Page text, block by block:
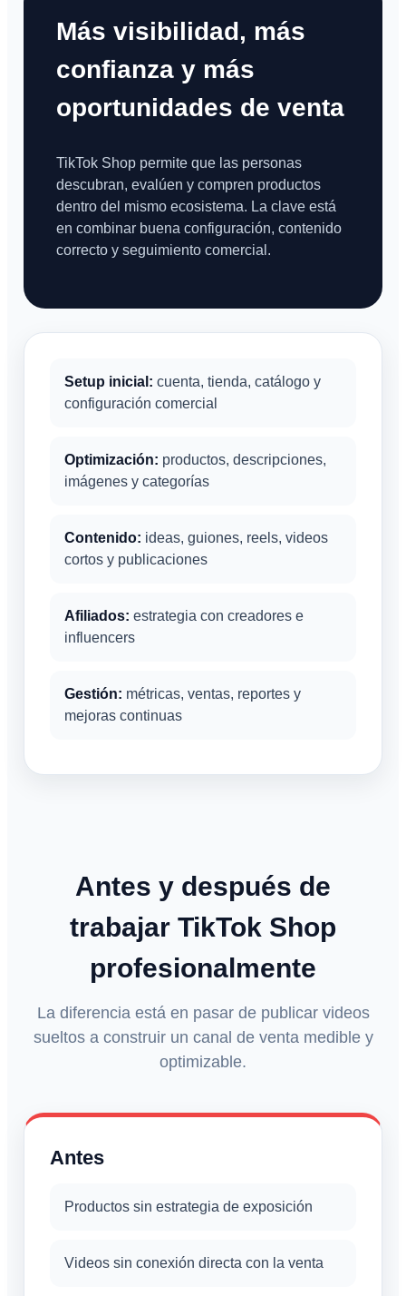
Más visibilidad, más
confianza y más
oportunidades de venta
TikTok Shop permite que las personas
descubran, evalúen y compren productos
dentro del mismo ecosistema. La clave está
en combinar buena configuración, contenido
correcto y seguimiento comercial.
Setup inicial: cuenta, tienda, catálogo y
configuración comercial
Optimización: productos, descripciones,
imágenes y categorías
Contenido: ideas, guiones, reels, videos
cortos y publicaciones
Afiliados: estrategia con creadores e
influencers
Gestión: métricas, ventas, reportes y
mejoras continuas
Antes y después de
trabajar TikTok Shop
profesionalmente
La diferencia está en pasar de publicar videos
sueltos a construir un canal de venta medible y
optimizable.
Antes
Productos sin estrategia de exposición
Videos sin conexión directa con la venta